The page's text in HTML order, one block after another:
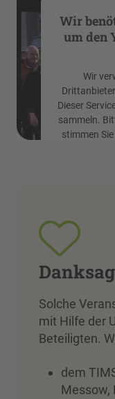
Wir
um den
Wir
Dieser
sammeln.
stimmen
Solche
mit Hilfe der
Beteiligten.
dem
Messow,